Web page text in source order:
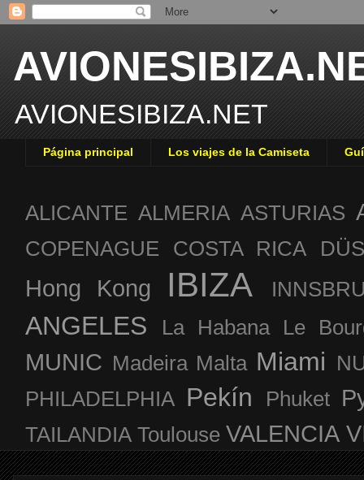
AVIONESIBIZA.NET
Página principal Los viajes de la Camiseta
ALICANTE ALMERIA ASTURIAS
COPENAGUE COSTA RICA
Hong Kong IBIZA
ANGELES La Habana Le
MUNIC Madeira Malta Miami
PHILADELPHIA Pekín Phuket
TAILANDIA Toulouse VALENCIA